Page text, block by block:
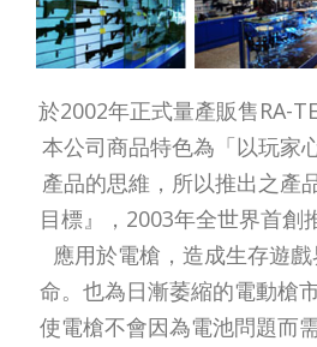
於2002年正式量產販售RA-
本公司商品特色為「以玩家
產品的思維，所以推出之產
目標』，2003年全世界首創
應用於電槍，造成生存遊
命。也為日漸萎縮的電動槍
使電槍不會因為電池問題而